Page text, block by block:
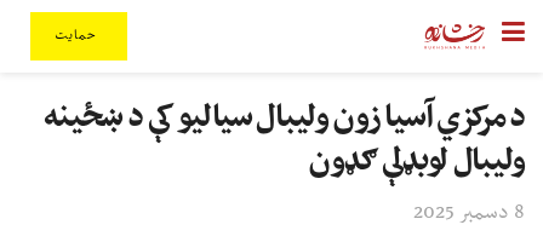
حمایت
د مرکزي آسیا زون ولیبال سیالیو کې د ښځینه
ولیبال لوبډلې ګډون
8 دسمبر 2025